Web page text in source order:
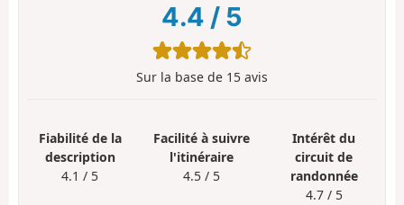
4.4 / 5
Sur la base de 15 avis
Fiabilité de la
description
4.1 / 5
Facilité à suivre
l'itinéraire
4.5 / 5
Intérêt du
circuit de
randonnée
4.7 / 5